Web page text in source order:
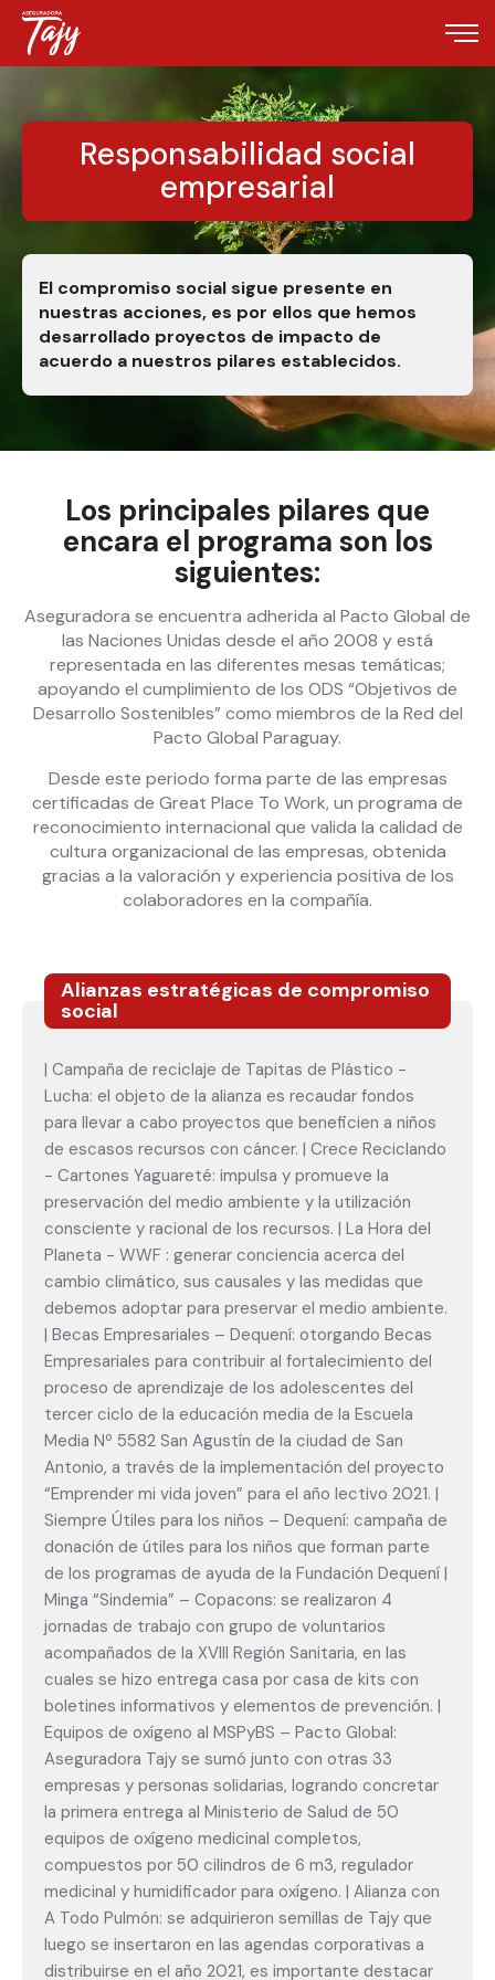
Responsabilidad social
empresarial
El compromiso social sigue presente en
nuestras acciones, es por ellos que hemos
desarrollado proyectos de impacto de
acuerdo a nuestros pilares establecidos.
Los principales pilares que
encara el programa son los
siguientes:
Aseguradora se encuentra adherida al Pacto Global de
las Naciones Unidas desde el año 2008 y está
representada en las diferentes mesas temáticas;
apoyando el cumplimiento de los ODS “Objetivos de
Desarrollo Sostenibles” como miembros de la Red del
Pacto Global Paraguay.
Desde este periodo forma parte de las empresas
certificadas de Great Place To Work, un programa de
reconocimiento internacional que valida la calidad de
cultura organizacional de las empresas, obtenida
gracias a la valoración y experiencia positiva de los
colaboradores en la compañía.
Alianzas estratégicas de compromiso
social
| Campaña de reciclaje de Tapitas de Plástico -
Lucha: el objeto de la alianza es recaudar fondos
para llevar a cabo proyectos que beneficien a niños
de escasos recursos con cáncer. | Crece Reciclando
- Cartones Yaguareté: impulsa y promueve la
preservación del medio ambiente y la utilización
consciente y racional de los recursos. | La Hora del
Planeta - WWF : generar conciencia acerca del
cambio climático, sus causales y las medidas que
debemos adoptar para preservar el medio ambiente.
| Becas Empresariales – Dequení: otorgando Becas
Empresariales para contribuir al fortalecimiento del
proceso de aprendizaje de los adolescentes del
tercer ciclo de la educación media de la Escuela
Media Nº 5582 San Agustín de la ciudad de San
Antonio, a través de la implementación del proyecto
“Emprender mi vida joven” para el año lectivo 2021. |
Siempre Útiles para los niños – Dequení: campaña de
donación de útiles para los niños que forman parte
de los programas de ayuda de la Fundación Dequení |
Minga “Sindemia” – Copacons: se realizaron 4
jornadas de trabajo con grupo de voluntarios
acompañados de la XVIII Región Sanitaria, en las
cuales se hizo entrega casa por casa de kits con
boletines informativos y elementos de prevención. |
Equipos de oxígeno al MSPyBS – Pacto Global:
Aseguradora Tajy se sumó junto con otras 33
empresas y personas solidarias, logrando concretar
la primera entrega al Ministerio de Salud de 50
equipos de oxígeno medicinal completos,
compuestos por 50 cilindros de 6 m3, regulador
medicinal y humidificador para oxígeno. | Alianza con
A Todo Pulmón: se adquirieron semillas de Tajy que
luego se insertaron en las agendas corporativas a
distribuirse en el año 2021, es importante destacar